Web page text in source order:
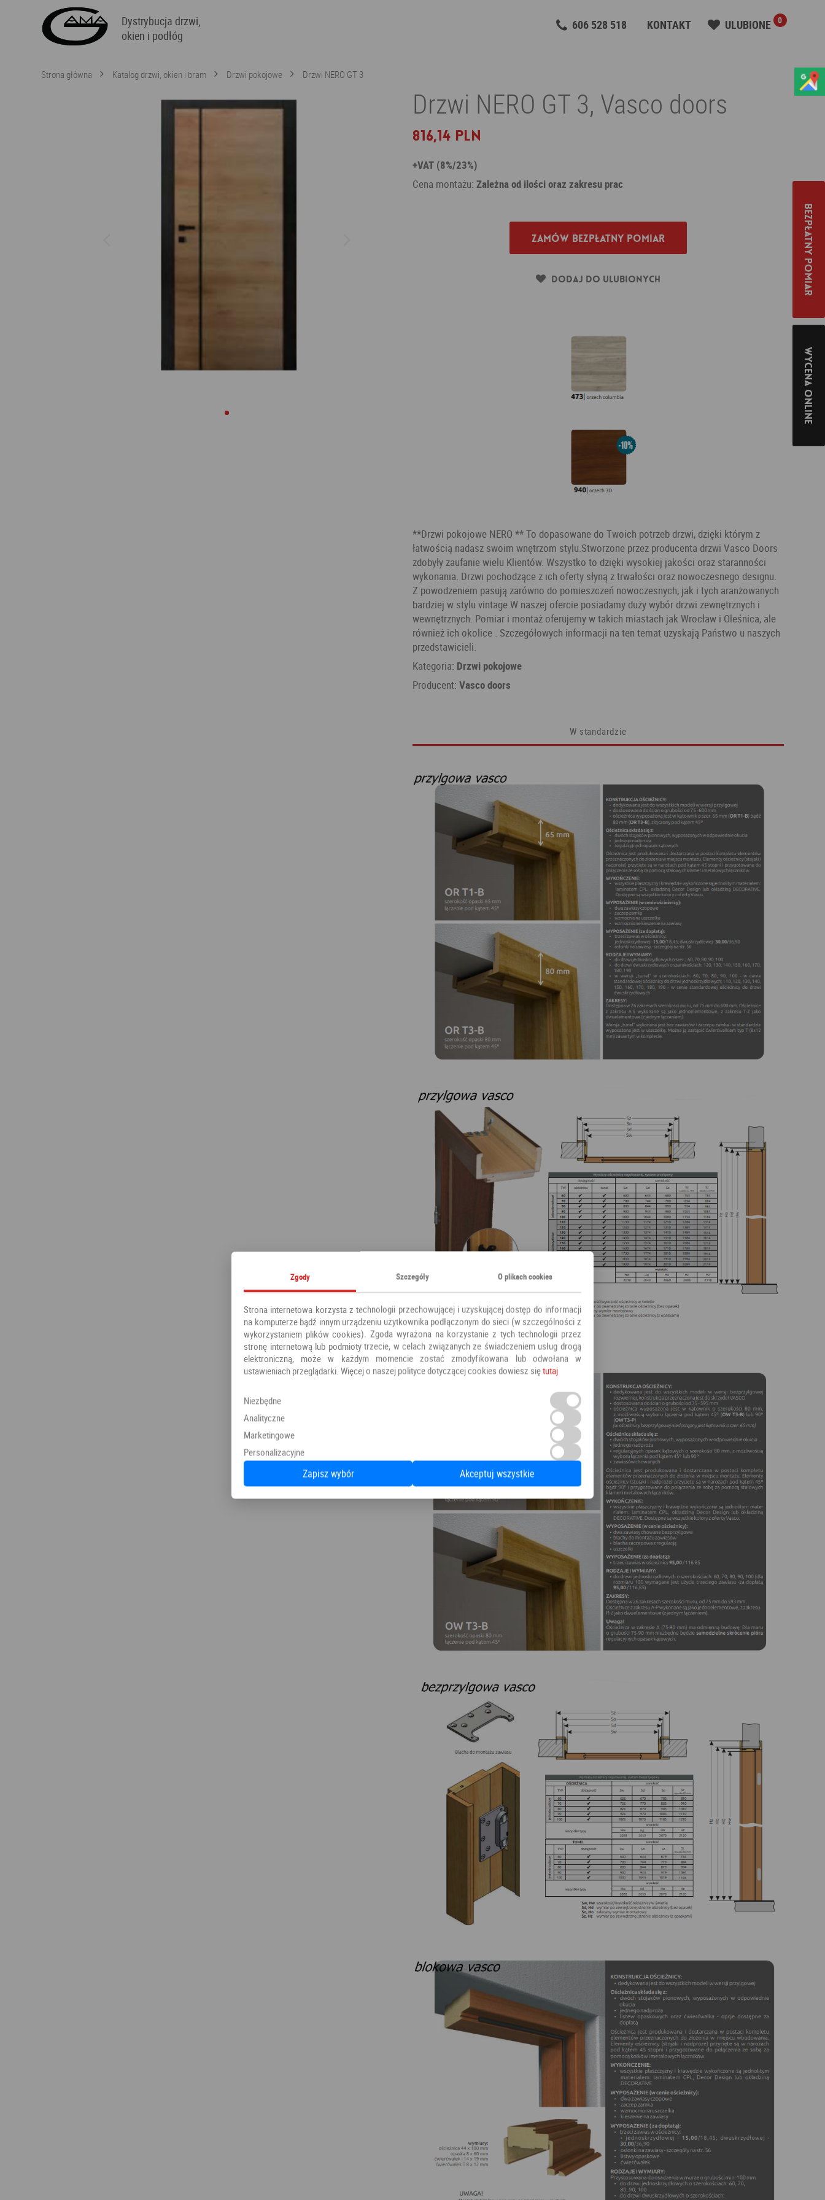
Dystrybucja drzwi,
okien i podłóg
606 528 518 KONTAKT ULUBIONE 0
Strona główna Katalog drzwi, okien i bram Drzwi pokojowe Drzwi NERO GT 3
Drzwi NERO GT 3, Vasco doors
816,14 PLN
+VAT (8%/23%)
Cena montażu: Zależna od ilości oraz zakresu prac
Zamów bezpłatny pomiar
Dodaj do ulubionych
**Drzwi pokojowe NERO ** To dopasowane do Twoich potrzeb drzwi, dzięki którym z
łatwością nadasz swoim wnętrzom stylu.Stworzone przez producenta drzwi Vasco Doors
zdobyły zaufanie wielu Klientów. Wszystko to dzięki wysokiej jakości oraz staranności
wykonania. Drzwi pochodzące z ich oferty słyną z trwałości oraz nowoczesnego designu.
Z powodzeniem pasują zarówno do pomieszczeń nowoczesnych, jak i tych aranżowanych
bardziej w stylu vintage.W naszej ofercie posiadamy duży wybór drzwi zewnętrznych i
wewnętrznych. Pomiar i montaż oferujemy w takich miastach jak Wrocław i Oleśnica, ale
również ich okolice . Szczegółowych informacji na ten temat uzyskają Państwo u naszych
przedstawicieli.
Kategoria: Drzwi pokojowe
Producent: Vasco doors
W standardzie
Bezpłatny pomiar
Wycena online
Zgody Szczegóły O plikach cookies
Strona internetowa korzysta z technologii przechowującej i uzyskującej dostęp do informacji
na komputerze bądź innym urządzeniu użytkownika podłączonym do sieci (w szczególności z
wykorzystaniem plików cookies). Zgoda wyrażona na korzystanie z tych technologii przez
stronę internetową lub podmioty trzecie, w celach związanych ze świadczeniem usług drogą
elektroniczną, może w każdym momencie zostać zmodyfikowana lub odwołana w
ustawieniach przeglądarki. Więcej o naszej polityce dotyczącej cookies dowiesz siętutaj
Niezbędne
Analityczne
Marketingowe
Personalizacyjne
Zapisz wybór Akceptuj wszystkie